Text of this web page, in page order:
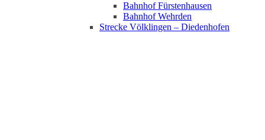
Bahnhof Fürstenhausen
Bahnhof Wehrden
Strecke Völklingen – Diedenhofen